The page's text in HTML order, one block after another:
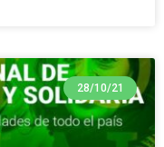
28/10/21